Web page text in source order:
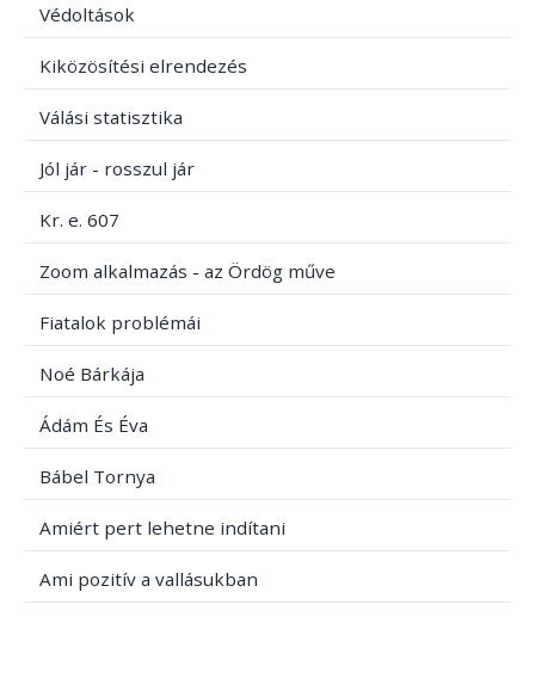
Védoltások
Kiközösítési elrendezés
Válási statisztika
Jól jár - rosszul jár
Kr. e. 607
Zoom alkalmazás - az Ördög műve
Fiatalok problémái
Noé Bárkája
Ádám És Éva
Bábel Tornya
Amiért pert lehetne indítani
Ami pozitív a vallásukban